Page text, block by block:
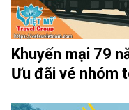
Khuyến mại 79
Ưu đãi vé nhóm